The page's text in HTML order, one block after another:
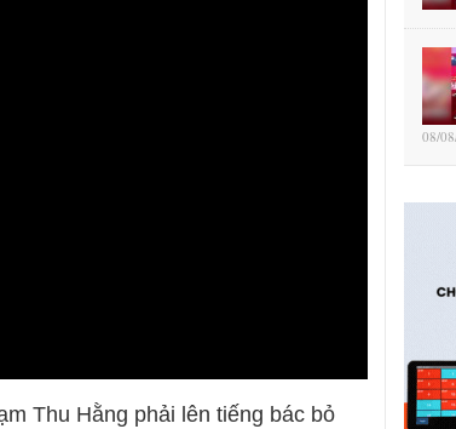
Thu Hằng phải lên tiếng bác bỏ
08/